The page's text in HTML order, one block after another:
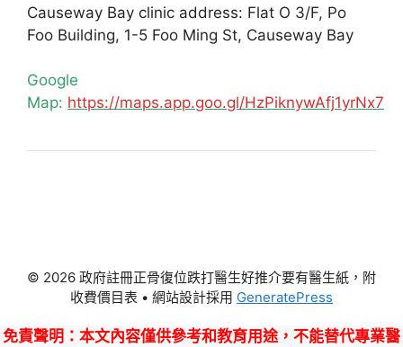
Causeway Bay clinic address: Flat O 3/F, Po
Foo Building, 1-5 Foo Ming St, Causeway Bay
Google
Map: https://maps.app.goo.gl/HzPiknywAfj1yrNx7
© 2026 政府註冊正骨復位跌打醫生好推介要有醫生紙，附
收費價目表 • 網站設計採用 GeneratePress
免責聲明 ：本文內容僅供參考和教育用途，不能替代專業醫